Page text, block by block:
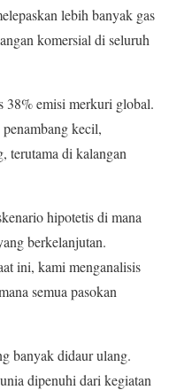
lebih banyak gas
komersial di seluruh
38% emisi merkuri global.
kecil,
terutama di kalangan
hipotetis di mana
berkelanjutan.
ini, kami menganalisis
semua pasokan
banyak didaur ulang.
dipenuhi dari kegiatan